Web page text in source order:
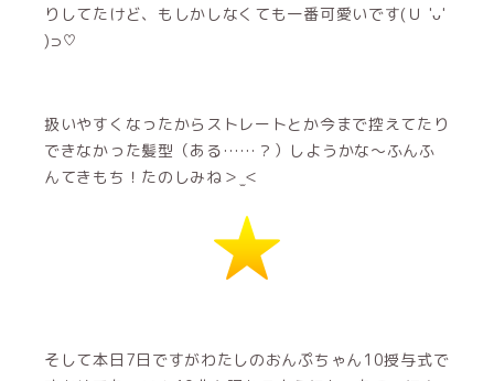
りしてたけど、もしかしなくても一番可愛いです(Ｕ 'ᴗ'
)⊃♡
扱いやすくなったからストレートとか今まで控えてたり
できなかった髪型（ある……？）しようかな〜ふんふ
んてきもち！たのしみね＞ ̫＜
そして本日7日ですがわたしのおんぷちゃん10授与式で